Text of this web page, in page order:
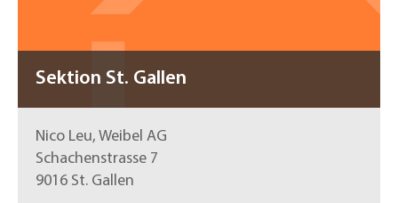
Sektion St. Gallen
Nico Leu, Weibel AG
Schachenstrasse 7
9016 St. Gallen